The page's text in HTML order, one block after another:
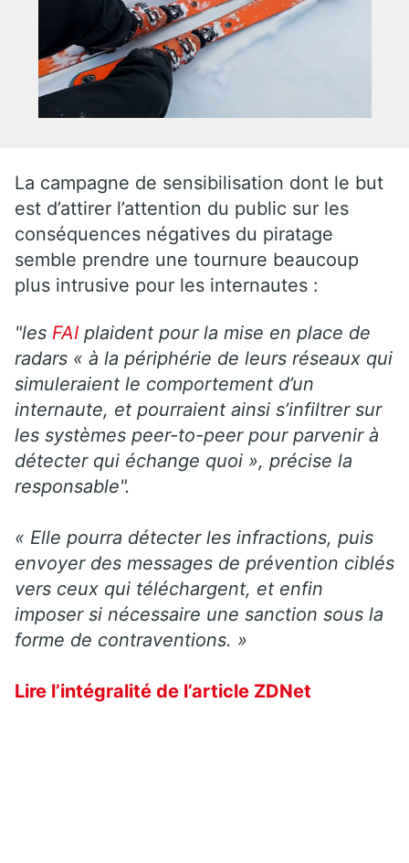
La campagne de sensibilisation dont le but
est d’attirer l’attention du public sur les
conséquences négatives du piratage
semble prendre une tournure beaucoup
plus intrusive pour les internautes :
"les FAI plaident pour la mise en place de
radars « à la périphérie de leurs réseaux qui
simuleraient le comportement d’un
internaute, et pourraient ainsi s’infiltrer sur
les systèmes peer-to-peer pour parvenir à
détecter qui échange quoi », précise la
responsable".
« Elle pourra détecter les infractions, puis
envoyer des messages de prévention ciblés
vers ceux qui téléchargent, et enfin
imposer si nécessaire une sanction sous la
forme de contraventions. »
Lire l’intégralité de l’article ZDNet